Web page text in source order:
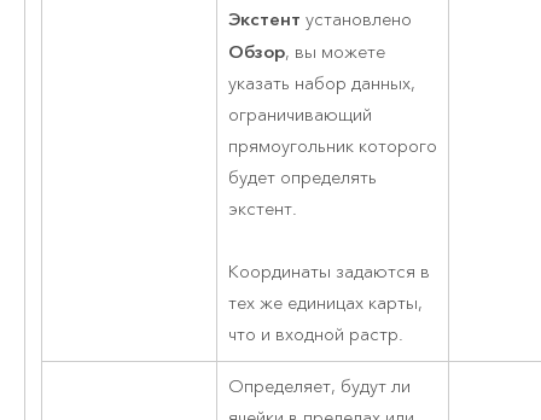
Экстент установлено
Обзор, вы можете
указать набор данных,
ограничивающий
прямоугольник которого
будет определять
экстент.
Координаты задаются в
тех же единицах карты,
что и входной растр.
Определяет, будут ли